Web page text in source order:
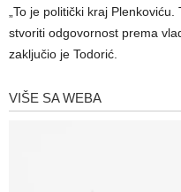
„To je politički kraj
stvoriti odgovornost prema
zaključio je Todorić.